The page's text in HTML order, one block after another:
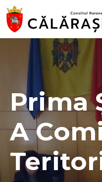
Despre
evenimente
Transparență
decizională
Comisii
raionale
Prima
A